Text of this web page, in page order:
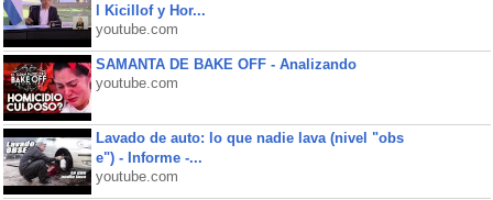
l Kicillof y Hor...
youtube.com
SAMANTA DE BAKE OFF - Analizando
youtube.com
Lavado de auto: lo que nadie lava (nivel "obs
e") - Informe -...
youtube.com